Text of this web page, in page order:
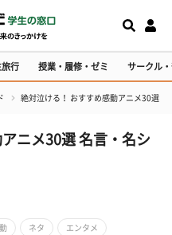
旅行 授業・履修・ゼミ サークル
絶対泣ける！ おすすめ感動アニメ30選 名
ニメ30選 名言・名シ
ネタ エンタメ